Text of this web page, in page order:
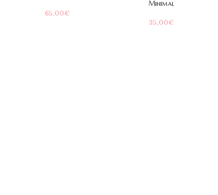
65,00€
Minimal
35,00€